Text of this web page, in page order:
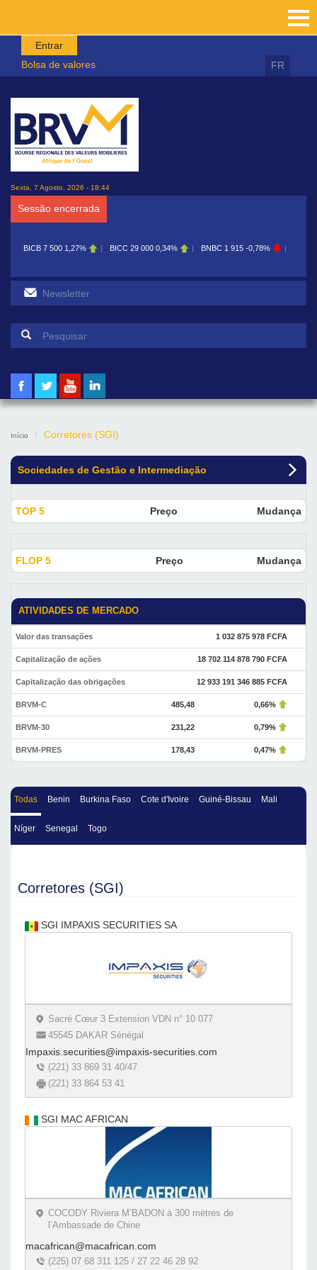
Passar para o conteúdo principal
Entrar
Bolsa de valores
FR
Sexta, 7 Agosto, 2026 - 18:44
Sessão encerrada
BICC 29 000 0,34% BNBC 1 915 -0,78% BOAB 8 700 0,11%
Formulário de pesquisa
Início Corretores (SGI)
Sociedades de Gestão e Intermediação
TOP 5 Preço Mudança
FLOP 5 Preço Mudança
ATIVIDADES DE MERCADO
Valor das transações 1 032 875 978 FCFA
Capitalização de ações 18 702 114 878 790 FCFA
Capitalização das obrigações 12 933 191 346 885 FCFA
BRVM-C 485,48 0,66%
BRVM-30 231,22 0,79%
BRVM-PRES 178,43 0,47%
Todas Benin Burkina Faso Cote d'Ivoire Guiné-Bissau Mali
Níger Senegal Togo
Corretores (SGI)
SGI IMPAXIS SECURITIES SA
Sacré Cœur 3 Extension VDN n° 10 077
45545 DAKAR Sénégal
Impaxis.securities@impaxis-securities.com
(221) 33 869 31 40/47
(221) 33 864 53 41
SGI MAC AFRICAN
COCODY Riviera M’BADON à 300 mètres de
l’Ambassade de Chine
macafrican@macafrican.com
(225) 07 68 311 125 / 27 22 46 28 92